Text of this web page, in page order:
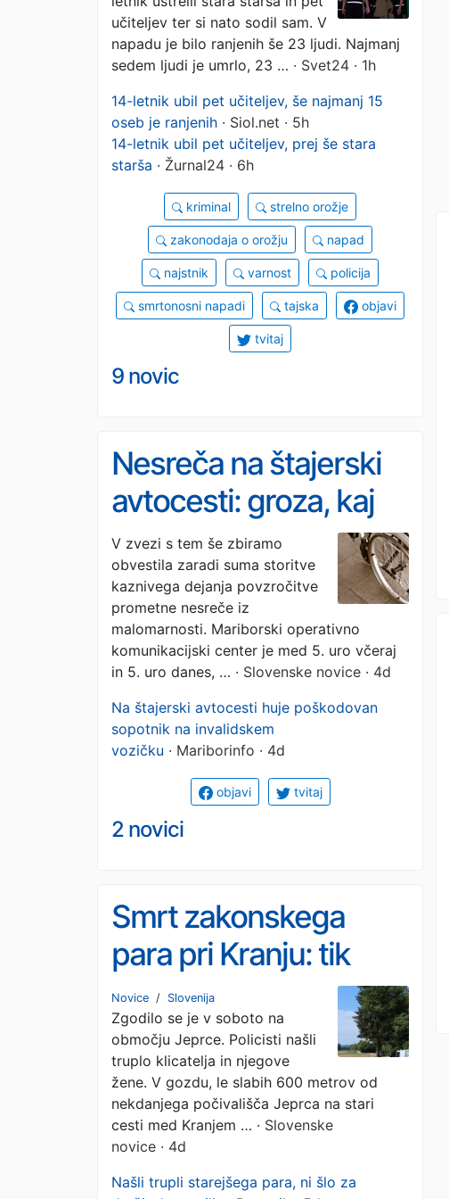
učiteljev ter si nato sodil sam. V
napadu je bilo ranjenih še 23 ljudi. Najmanj
sedem ljudi je umrlo, 23 … · Svet24 · 1h
14-letnik ubil pet učiteljev, še najmanj 15
oseb je ranjenih · Siol.net · 5h
14-letnik ubil pet učiteljev, prej še stara
starša · Žurnal24 · 6h
kriminal strelno orožje
zakonodaja o orožju napad
najstnik varnost policija
smrtonosni napadi tajska objavi
tvitaj
9 novic
Nesreča na štajerski
avtocesti: groza, kaj
se je med zaviranjem
zgodilo sopotniku na
invalidskem vozičku
V zvezi s tem še zbiramo
obvestila zaradi suma storitve
kaznivega dejanja povzročitve
prometne nesreče iz
malomarnosti. Mariborski operativno
komunikacijski center je med 5. uro včeraj
in 5. uro danes, … · Slovenske novice · 4d
Na štajerski avtocesti huje poškodovan
sopotnik na invalidskem
vozičku · Mariborinfo · 4d
objavi tvitaj
2 novici
Smrt zakonskega
para pri Kranju: tik
pred smrtjo poklical
policijo! (FOTO)
Novice / Slovenija
Zgodilo se je v soboto na
območju Jeprce. Policisti našli
truplo klicatelja in njegove
žene. V gozdu, le slabih 600 metrov od
nekdanjega počivališča Jeprca na stari
cesti med Kranjem … · Slovenske
novice · 4d
Našli trupli starejšega para, ni šlo za